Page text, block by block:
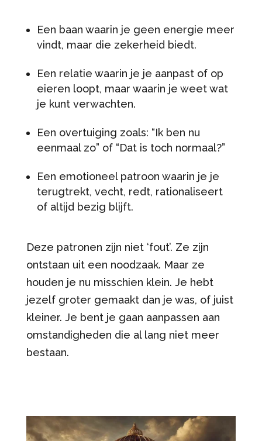
Een baan waarin je geen energie meer
vindt, maar die zekerheid biedt.
Een relatie waarin je je aanpast of op
eieren loopt, maar waarin je weet wat
je kunt verwachten.
Een overtuiging zoals: “Ik ben nu
eenmaal zo” of “Dat is toch normaal?”
Een emotioneel patroon waarin je je
terugtrekt, vecht, redt, rationaliseert
of altijd bezig blijft.
Deze patronen zijn niet ‘fout’. Ze zijn
ontstaan uit een noodzaak. Maar ze
houden je nu misschien klein. Je hebt
jezelf groter gemaakt dan je was, of juist
kleiner. Je bent je gaan aanpassen aan
omstandigheden die al lang niet meer
bestaan.